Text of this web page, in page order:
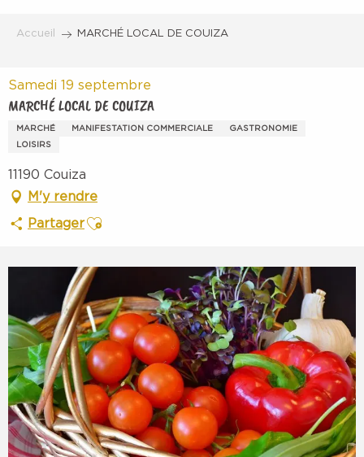
Accueil MARCHÉ LOCAL DE COUIZA
Samedi 19 septembre
MARCHÉ LOCAL DE COUIZA
MARCHÉ MANIFESTATION COMMERCIALE
GASTRONOMIE
LOISIRS
11190 Couiza
M'y rendre
PartagerAjouter aux favoris